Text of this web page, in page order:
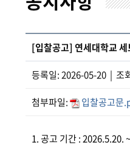
[입찰공고] 연세대학교
등록일: 2026-05-20 | 조
첨부파일: 입찰공고문
1. 공고 기간 : 2026.5.20.